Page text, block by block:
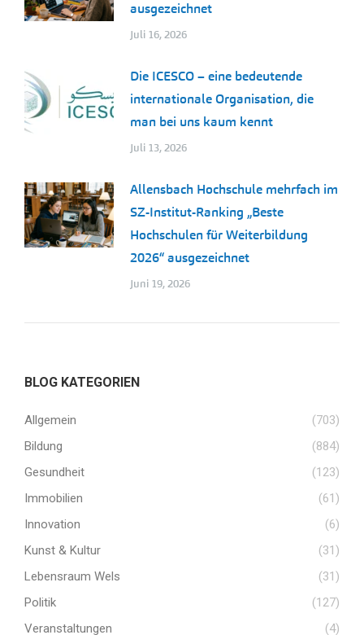
ausgezeichnet
Juli 16, 2026
Die ICESCO – eine bedeutende
internationale Organisation, die
man bei uns kaum kennt
Juli 13, 2026
Allensbach Hochschule mehrfach im
SZ-Institut-Ranking „Beste
Hochschulen für Weiterbildung
2026“ ausgezeichnet
Juni 19, 2026
BLOG KATEGORIEN
Allgemein
(703)
Bildung
(884)
Gesundheit
(123)
Immobilien
(61)
Innovation
(6)
Kunst & Kultur
(31)
Lebensraum Wels
(31)
Politik
(127)
Veranstaltungen
(4)